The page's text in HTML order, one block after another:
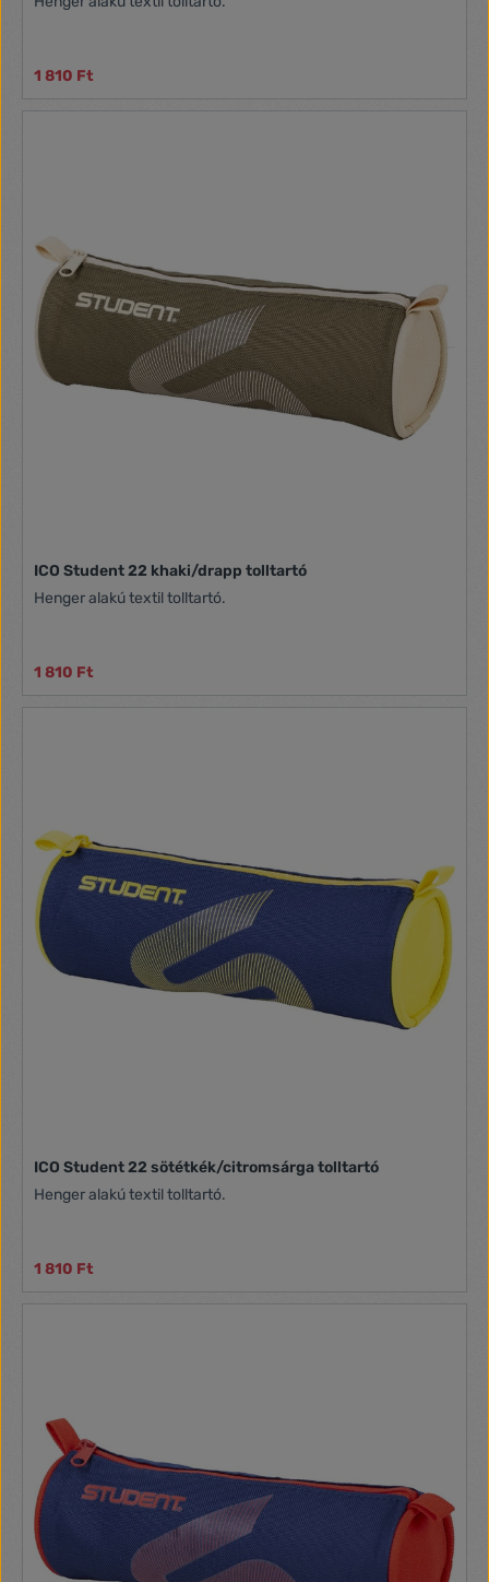
1 810 Ft
ICO Student 22 khaki/drapp tolltartó
Henger alakú textil tolltartó.
1 810 Ft
ICO Student 22 sötétkék/citromsárga tolltartó
Henger alakú textil tolltartó.
1 810 Ft